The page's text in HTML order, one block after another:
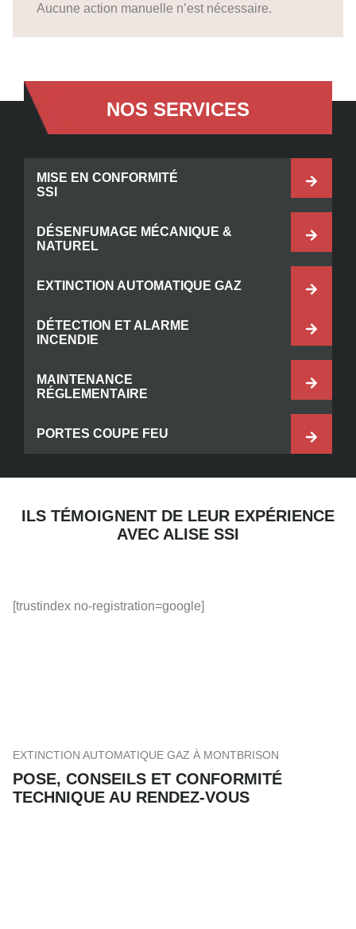
Aucune action manuelle n’est nécessaire.
NOS SERVICES
MISE EN CONFORMITÉ
SSI
DÉSENFUMAGE MÉCANIQUE &
NATUREL
EXTINCTION AUTOMATIQUE GAZ
DÉTECTION ET ALARME
INCENDIE
MAINTENANCE
RÉGLEMENTAIRE
PORTES COUPE FEU
ILS TÉMOIGNENT DE LEUR EXPÉRIENCE
AVEC ALISE SSI
[trustindex no-registration=google]
EXTINCTION AUTOMATIQUE GAZ À MONTBRISON
POSE, CONSEILS ET CONFORMITÉ
TECHNIQUE AU RENDEZ-VOUS